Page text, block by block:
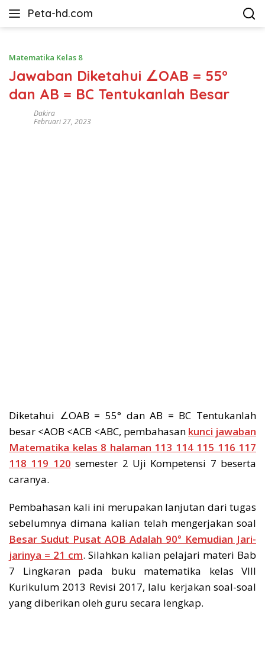
Peta-hd.com
Kumpulan
HD
Matematika Kelas 8
Jawaban Diketahui ∠OAB = 55°
dan AB = BC Tentukanlah Besar
Dakira
Februari 27, 2023
Diketahui ∠OAB = 55° dan AB = BC Tentukanlah
besar <AOB <ACB <ABC, pembahasan kunci jawaban
Matematika kelas 8 halaman 113 114 115 116 117
118 119 120 semester 2 Uji Kompetensi 7 beserta
caranya.
Pembahasan kali ini merupakan lanjutan dari tugas
sebelumnya dimana kalian telah mengerjakan soal
Besar Sudut Pusat AOB Adalah 90° Kemudian Jari-
jarinya = 21 cm. Silahkan kalian pelajari materi Bab
7 Lingkaran pada buku matematika kelas VIII
Kurikulum 2013 Revisi 2017, lalu kerjakan soal-soal
yang diberikan oleh guru secara lengkap.